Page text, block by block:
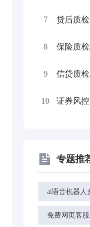
7 贷后质检
8 保险质检软
9 信贷质检
10 证券风控质
专题推
ai语音机器人
免费网页客